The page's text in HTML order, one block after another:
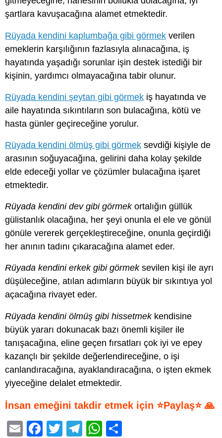
şartlara kavuşacağına alamet etmektedir.
Rüyada kendini kaplumbağa gibi görmek verilen
emeklerin karşılığının fazlasıyla alınacağına, iş
hayatında yaşadığı sorunlar işin destek istediği bir
kişinin, yardımcı olmayacağına tabir olunur.
Rüyada kendini şeytan gibi görmek iş hayatında ve
aile hayatında sıkıntıların son bulacağına, kötü ve
hasta günler geçireceğine yorulur.
Rüyada kendini ölmüş gibi görmek sevdiği kişiyle de
arasının soğuyacağına, gelirini daha kolay şekilde
elde edeceği yollar ve çözümler bulacağına işaret
etmektedir.
Rüyada kendini dev gibi görmekortalığın güllük
gülistanlık olacağına, her şeyi onunla el ele ve gönül
gönüle vererek gerçekleştireceğine, onunla geçirdiği
her anının tadını çıkaracağına alamet eder.
Rüyada kendini erkek gibi görmeksevilen kişi ile ayrı
düşüleceğine, atılan adımların büyük bir sıkıntıya yol
açacağına rivayet eder.
Rüyada kendini ölmüş gibi hissetmekkendisine
büyük yararı dokunacak bazı önemli kişiler ile
tanışacağına, eline geçen fırsatları çok iyi ve epey
kazançlı bir şekilde değerlendireceğine, o işi
canlandıracağına, ayaklandıracağına, o işten ekmek
yiyeceğine delalet etmektedir.
İnsan emeğini takdir etmek için ⭐Paylaş⭐ 🙏
E
F
T
T
W